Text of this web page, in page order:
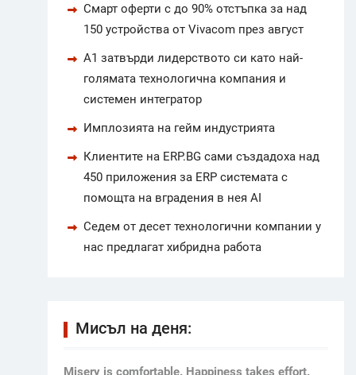
Смарт оферти с до 90% отстъпка за над
150 устройства от Vivacom през август
А1 затвърди лидерството си като най-
голямата технологична компания и
системен интегратор
Имплозията на гейм индустрията
Клиентите на ERP.BG сами създадоха над
450 приложения за ERP системата с
помощта на вградения в нея AI
Седем от десет технологични компании у
нас предлагат хибридна работа
Мисъл на деня:
Мisery is comfortable. Happiness takes effort.